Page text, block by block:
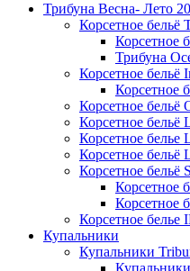
Трибуна Весна- Лето
Корсетное бельё
Корсетное
Трибуна
Корсетное бельё
Корсетное
Корсетное бельё
Корсетное бельё
Корсетное белье
Корсетное бельё
Корсетное бельё
Корсетное
Корсетное
Корсетное белье
Купальники
Купальники